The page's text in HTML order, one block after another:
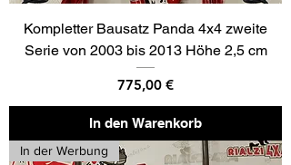
Kompletter Bausatz Panda 4x4 zweite
Serie von 2003 bis 2013 Höhe 2,5 cm
Preis
775,00 €
In den Warenkorb
In der Werbung